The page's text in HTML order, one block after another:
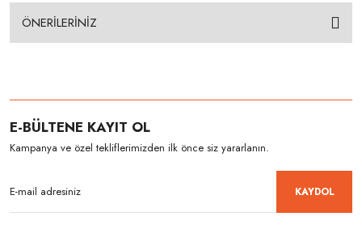
ÖNERİLERİNİZ
E-BÜLTENE KAYIT OL
Kampanya ve özel tekliflerimizden ilk önce siz yararlanın.
KAYDOL